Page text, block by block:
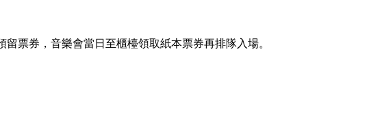
票券，音樂會當日至櫃檯領取紙本票券再排隊入場。